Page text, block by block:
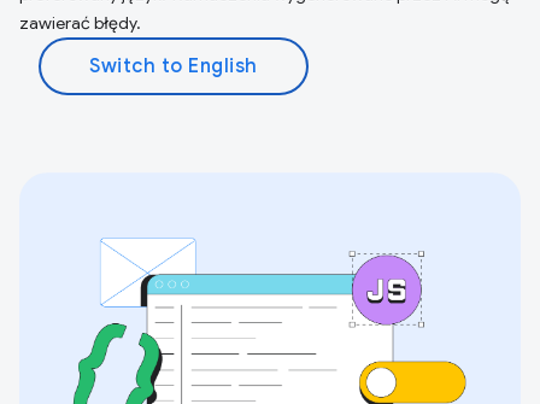
zawierać błędy.